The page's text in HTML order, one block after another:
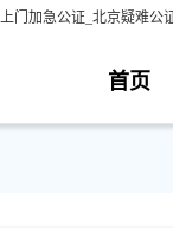
加急公证_北京疑难公
首页